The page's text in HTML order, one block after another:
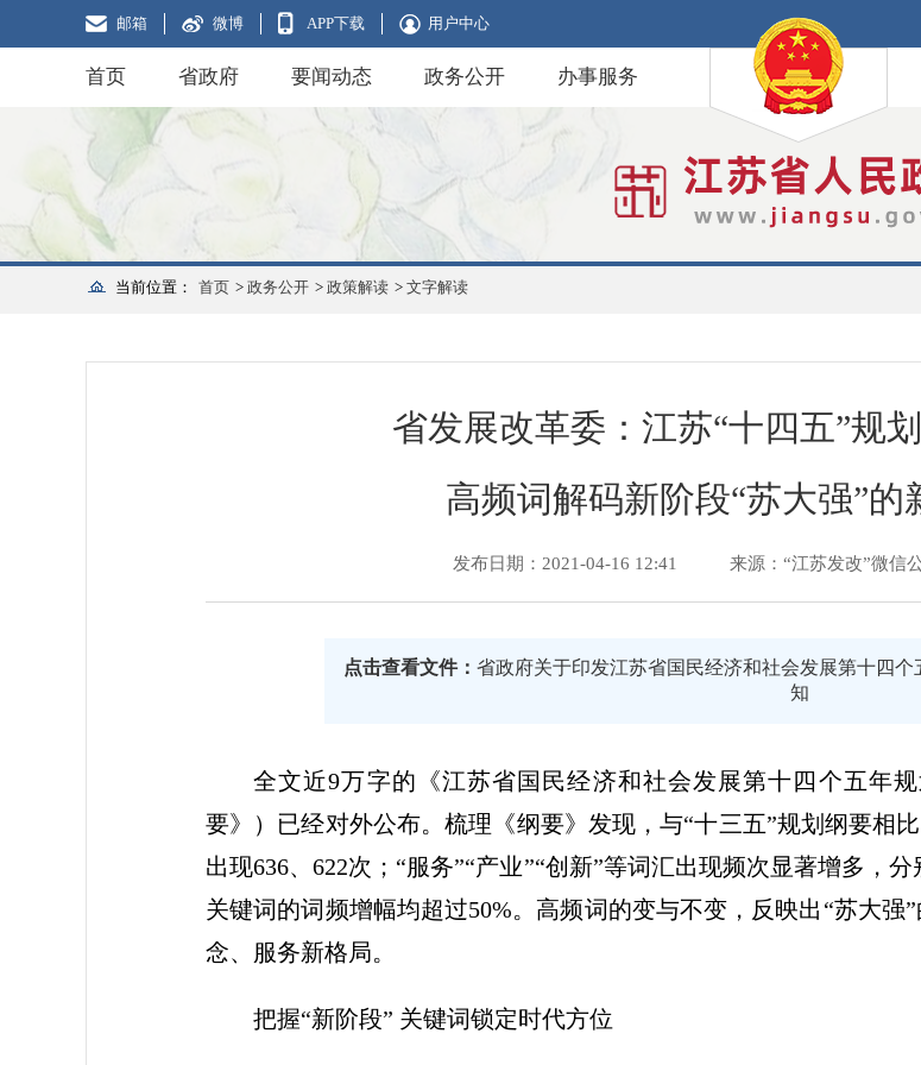
邮箱 微博 APP下载 用户中心
首页 省政府 要闻动态 政务公开 办事服务
当前位置： 首页 > 政务公开 > 政策解读 > 文字解读
省发展改革委：江苏“十四五”规
高频词解码新阶段“苏大强”的
发布日期：2021-04-16 12:41 来源：“江苏发改”微信
点击查看文件： 省政府关于印发江苏省国民经济和社会发展第十四
知
全文近9万字的《江苏省国民经济和社会发展第十四个五年
要》）已经对外公布。梳理《纲要》发现，与“十三五”规划纲要相
出现636、622次；“服务”“产业”“创新”等词汇出现频次显著增多，
关键词的词频增幅均超过50%。高频词的变与不变，反映出“苏大
念、服务新格局。
把握“新阶段” 关键词锁定时代方位